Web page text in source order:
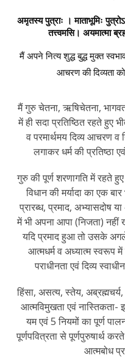
अमृतस्य पुत्राः । माताभूमिः
तत्त्वमसि। अयमात्मा
मैं अपने नित्य शुद्ध बुद्ध मुक्त
आचरण की दिव्यता
मैं गुरु चेतना, ऋषिचेतना,
में ही सदा प्रतिष्ठित रहते हुए
व परमार्थमय दिव्य आचरण व
लगाकर धर्म की प्रतिष्ठा
गुरु की पूर्ण शरणागति में रहते हुए
विधान की मर्यादा का एक
प्रारब्ध, प्रमाद, अभ्यासदोष
में भी अपना आपा (निजता)
यदि प्रमाद हुआ तो उसके अगले
आत्मधर्म व अध्यात्म स्वरूप
पराधीनता एवं दिव्य
हिंसा, असत्य, स्तेय,
आत्मविमुखता एवं
यम एवं 5 नियमों का पूर्ण
पूर्णपवित्रता से पूर्णपुरुषार्थ करते
आत्मबोध